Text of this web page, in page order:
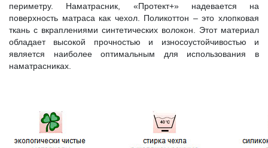
периметру. Наматрасник, «Протект+» надевается на
поверхность матраса как чехол. Поликоттон – это хлопковая
ткань с вкраплениями синтетических волокон. Этот материал
обладает высокой прочностью и износоустойчивостью и
является наиболее оптимальным для использования в
наматрасниках.